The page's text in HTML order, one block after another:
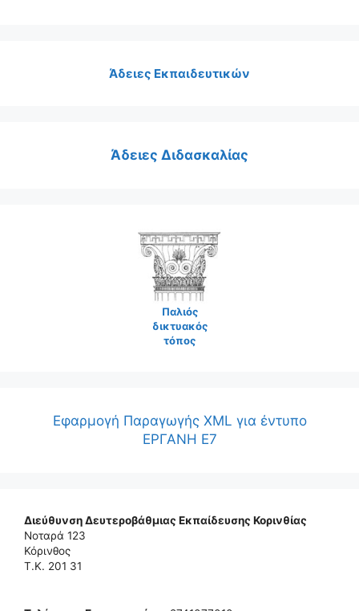
Άδειες Εκπαιδευτικών
Άδειες Διδασκαλίας
Παλιός
δικτυακός
τόπος
Εφαρμογή Παραγωγής XML για έντυπο
ΕΡΓΑΝΗ Ε7
Διεύθυνση Δευτεροβάθμιας Εκπαίδευσης Κορινθίας
Νοταρά 123
Κόρινθος
Τ.Κ. 201 31